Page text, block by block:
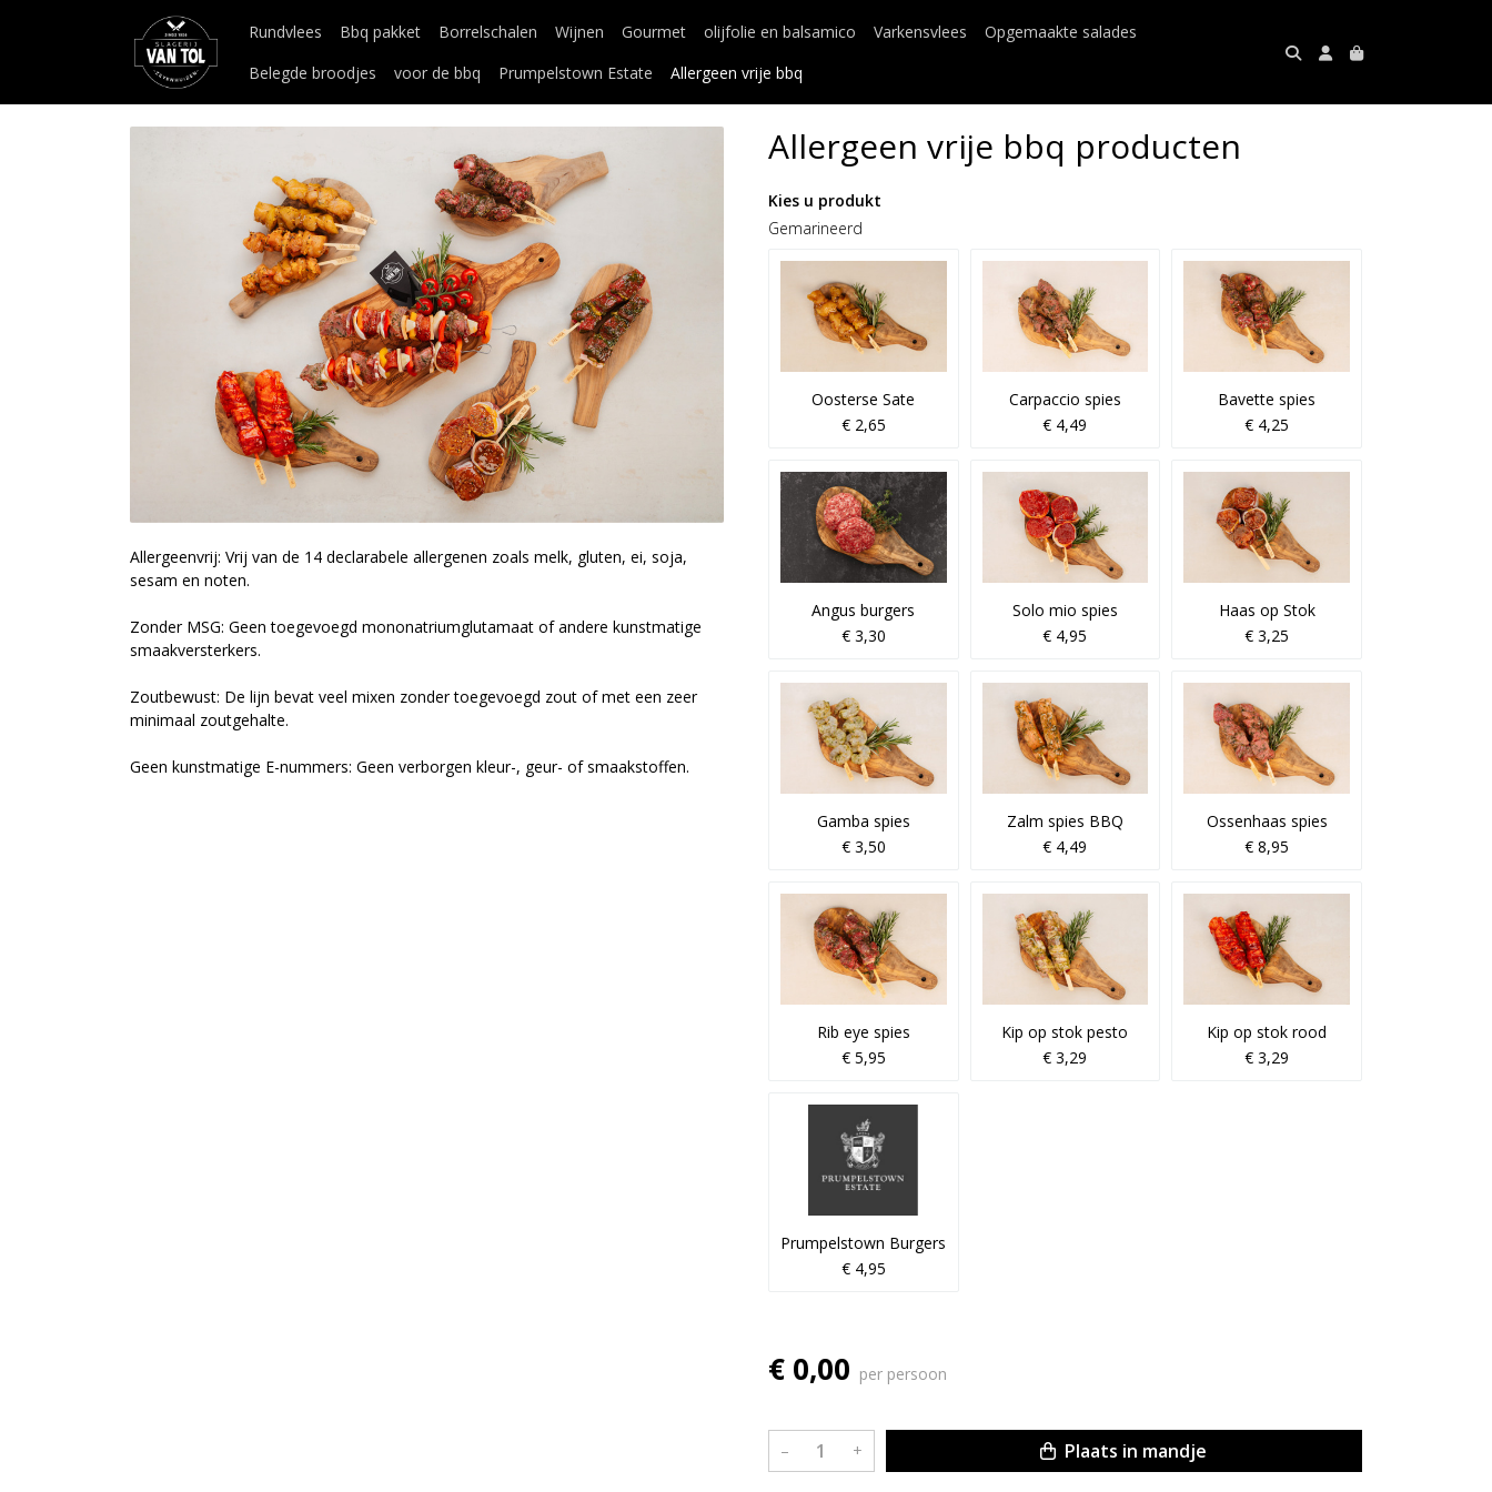
Rundvlees Bbq pakket Borrelschalen Wijnen Gourmet olijfolie en balsamico Varkensvlees
Opgemaakte salades
Belegde broodjes
voor de bbq Prumpelstown Estate Allergeen vrije bbq
Allergeenvrij: Vrij van de 14 declarabele allergenen zoals melk, gluten, ei, soja,
sesam en noten.
Zonder MSG: Geen toegevoegd mononatriumglutamaat of andere kunstmatige
smaakversterkers.
Zoutbewust: De lijn bevat veel mixen zonder toegevoegd zout of met een zeer
minimaal zoutgehalte.
Geen kunstmatige E-nummers: Geen verborgen kleur-, geur- of smaakstoffen.
Allergeen vrije bbq producten
Kies u produkt
Gemarineerd
Oosterse Sate
€ 2,65
Carpaccio spies
€ 4,49
Bavette spies
€ 4,25
Angus burgers
€ 3,30
Solo mio spies
€ 4,95
Haas op Stok
€ 3,25
Gamba spies
€ 3,50
Zalm spies BBQ
€ 4,49
Ossenhaas spies
€ 8,95
Rib eye spies
€ 5,95
Kip op stok pesto
€ 3,29
Kip op stok rood
€ 3,29
Prumpelstown Burgers
€ 4,95
€ 0,00 per persoon
– + Plaats in mandje